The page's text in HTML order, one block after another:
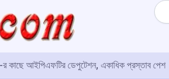
কাছে আইপিএফটির ডেপুটেশন, একাধিক প্রস্তাব পেশ